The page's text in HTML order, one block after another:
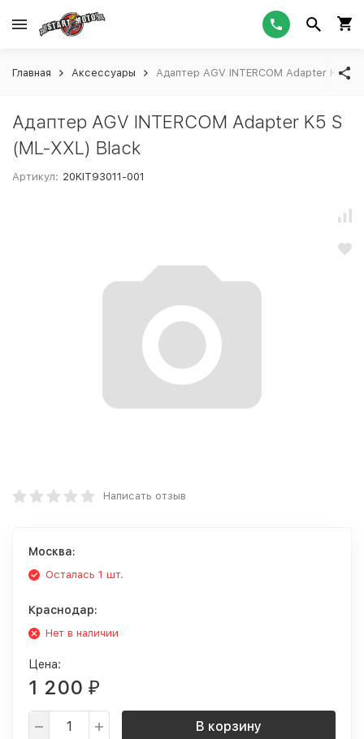
Главная Аксессуары Адаптер AGV INTERCOM Adapter K5 S
Адаптер AGV INTERCOM Adapter K5 S
(ML-XXL) Black
Артикул: 20KIT93011-001
Написать отзыв
Москва:
Осталась 1 шт.
Краснодар:
Нет в наличии
Цена:
1 200 ₽
В корзину